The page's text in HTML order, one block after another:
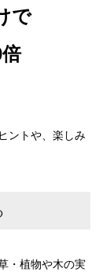
で
ントや、楽しみ
・植物や木の実